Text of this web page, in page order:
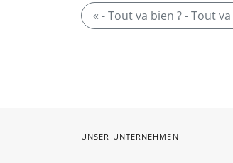
« - Tout va bien ? - Tout
UNSER UNTERNEHMEN